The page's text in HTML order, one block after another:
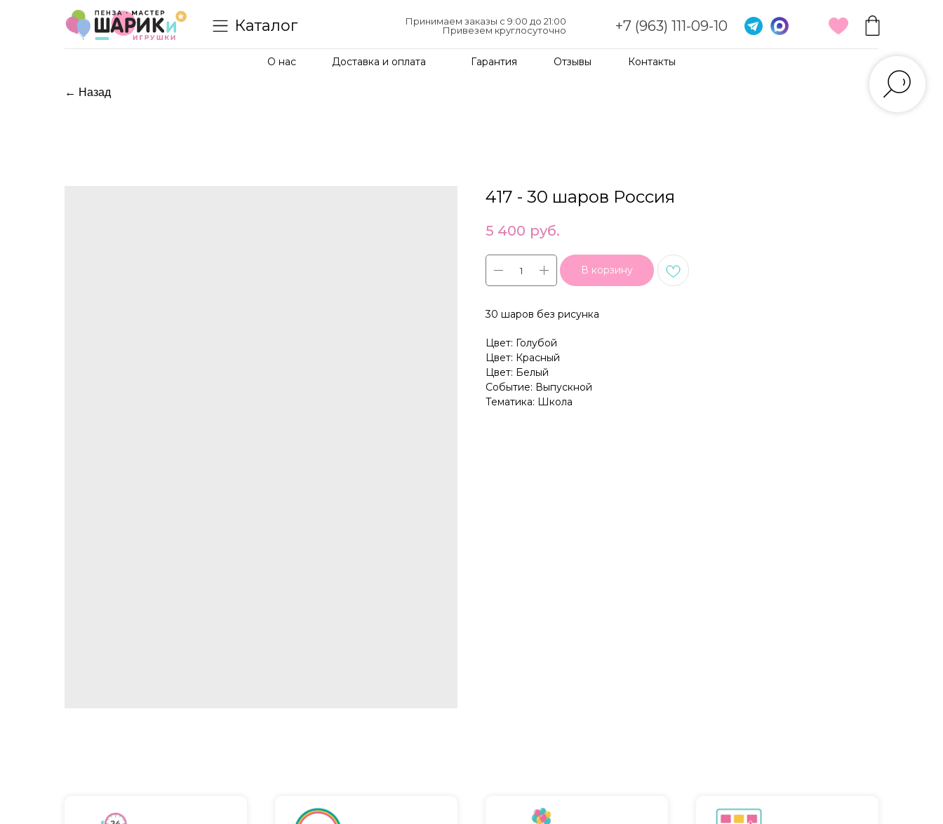
+7 (963) 111-09-10
Принимаем заказы с 9:00 до 21:00
Привезем круглосуточно
Каталог
Доставка и оплата Гарантия Отзывы Контакты
О нас
← Назад
417 - 30 шаров Россия
5 400 руб.
В корзину
30 шаров без рисунка
Цвет: Голубой
Цвет: Красный
Цвет: Белый
Событие: Выпускной
Тематика: Школа